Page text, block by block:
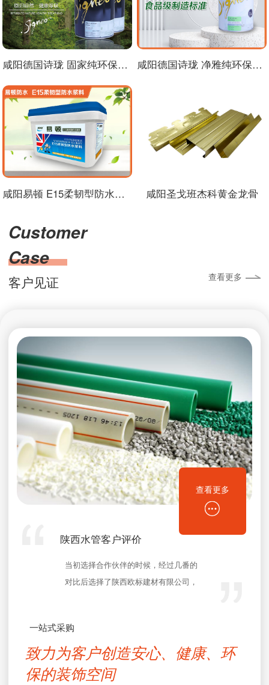
咸阳德国诗珑 固家纯环保抗碱底漆 咸阳德国诗珑 净雅纯环保墙面漆
咸阳易顿 E15柔韧型防水浆料 咸阳圣戈班杰科黄金龙骨
Customer
Case
客户见证 查看更多
陕西水管客户评价
当初选择合作伙伴的时候，经过几番的
对比后选择了陕西欧标建材有限公司，
查看更多
一站式采购
致力为客户创造安心、健康、环
保的装饰空间